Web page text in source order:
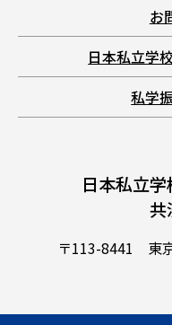
お
日本私立学
私学
日本私立
共
〒113-8441 東